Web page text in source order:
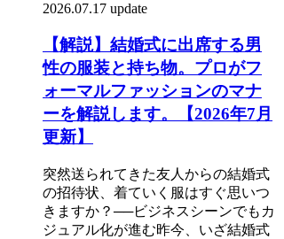
2026.07.17 update
【解説】結婚式に出席する男
性の服装と持ち物。プロがフ
ォーマルファッションのマナ
ーを解説します。【2026年7月
更新】
突然送られてきた友人からの結婚式
の招待状、着ていく服はすぐ思いつ
きますか？──ビジネスシーンでもカ
ジュアル化が進む昨今、いざ結婚式